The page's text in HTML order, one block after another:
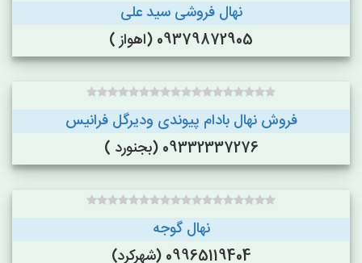
نهال فروشی سید علی
09379872905 (اهواز )
فروش نهال بادام پیوندی ودیرگل فرانیس
09332337276 (بجنورد )
نهال گوجه
09965119404 (شهرکرد)